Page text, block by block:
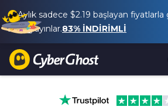
Aylık sadece $2.19 başlayan
ve yayınlar.83% İNDİRİMLİ